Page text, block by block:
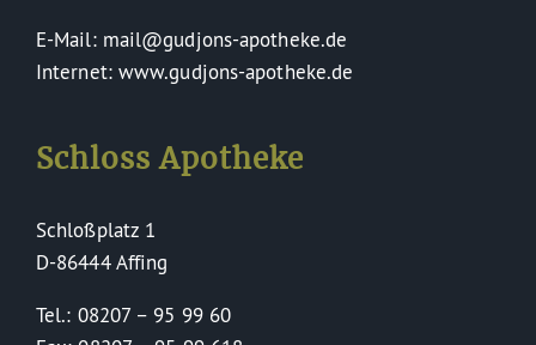
E-Mail: mail@gudjons-apotheke.de
Internet: www.gudjons-apotheke.de
Schloss Apotheke
Schloßplatz 1
D-86444 Affing
Tel.: 08207 – 95 99 60